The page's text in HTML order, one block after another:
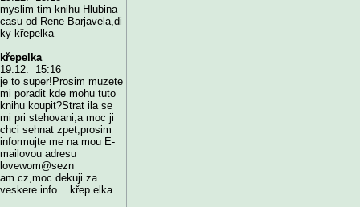
myslim tim knihu Hlubina
casu od Rene Barjavela,di
ky křepelka
křepelka
19.12. 15:16
je to super!Prosim muzete
mi poradit kde mohu tuto
knihu koupit?Strat ila se
mi pri stehovani,a moc ji
chci sehnat zpet,prosim
informujte me na mou E-
mailovou adresu
lovewom@sezn
am.cz,moc dekuji za
veskere info....křep elka